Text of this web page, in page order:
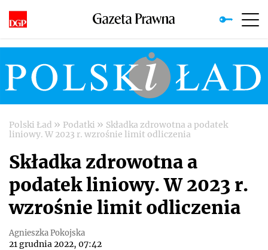
Polski Ład » Podatki » Składka zdrowotna a podatek
liniowy. W 2023 r. wzrośnie limit odliczenia
Składka zdrowotna a
podatek liniowy. W 2023 r.
wzrośnie limit odliczenia
Agnieszka Pokojska
21 grudnia 2022, 07:42